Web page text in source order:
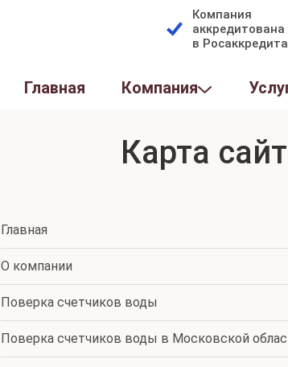
Компания
аккредитована
в
Главная Компания
Карта
Главная
О компании
Поверка счетчиков воды
Поверка счетчиков воды в Московской